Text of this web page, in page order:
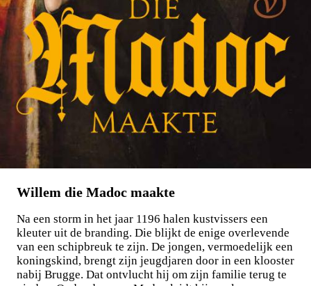
Willem die Madoc maakte
Na een storm in het jaar 1196 halen kustvissers een
kleuter uit de branding. Die blijkt de enige overlevende
van een schipbreuk te zijn. De jongen, vermoedelijk een
koningskind, brengt zijn jeugdjaren door in een klooster
nabij Brugge. Dat ontvlucht hij om zijn familie terug te